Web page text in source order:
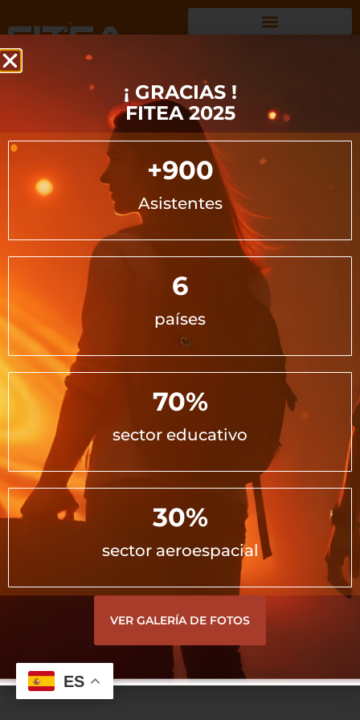
Pilar Muñoz Martínez
Directora Técnica
POLÍTICA DE PRIVACIDAD AVISO LEGAL CONFIGURAR COOKIES
ES
¡ GRACIAS !
FITEA 2025
Asistentes
+900
países
6
sector educativo
70%
sector aeroespacial
30%
VER GALERÍA DE FOTOS